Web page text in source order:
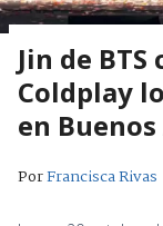
Jin de
Coldplay
en
PorFrancisca Rivas